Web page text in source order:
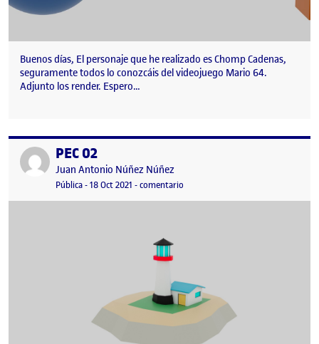
Buenos días, El personaje que he realizado es Chomp Cadenas,
seguramente todos lo conozcáis del videojuego Mario 64.
Adjunto los render. Espero…
Publicado porPEC 02
Publicado por
Juan Antonio Núñez Núñez
Visibilidad:
Pública-Fecha de publicación
18 Oct 2021 -comentario